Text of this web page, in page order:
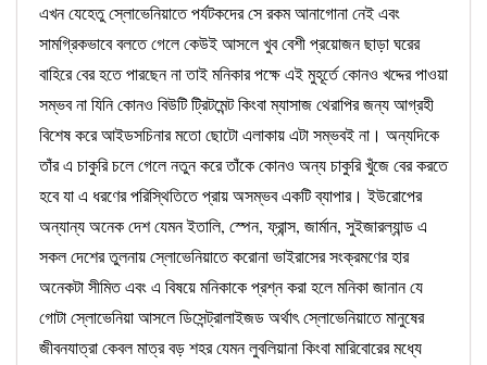
এখন যেহেতু স্লোভেনিয়াতে পর্যটকদের সে রকম আনাগোনা নেই এবং
সামগ্রিকভাবে বলতে গেলে কেউই আসলে খুব বেশী প্রয়োজন ছাড়া ঘরের
বাহিরে বের হতে পারছেন না তাই মনিকার পক্ষে এই মুহূর্তে কোনও খদ্দের পাওয়া
সম্ভব না যিনি কোনও বিউটি ট্রিটমেন্ট কিংবা ম্যাসাজ থেরাপির জন্য আগ্রহী
বিশেষ করে আইডসচিনার মতো ছোটো এলাকায় এটা সম্ভবই না। অন্যদিকে
তাঁর এ চাকুরি চলে গেলে নতুন করে তাঁকে কোনও অন্য চাকুরি খুঁজে বের করতে
হবে যা এ ধরণের পরিস্থিতিতে প্রায় অসম্ভব একটি ব্যাপার। ইউরোপের
অন্যান্য অনেক দেশ যেমন ইতালি, স্পেন, ফ্রান্স, জার্মান, সুইজারল্যান্ড এ
সকল দেশের তুলনায় স্লোভেনিয়াতে করোনা ভাইরাসের সংক্রমণের হার
অনেকটা সীমিত এবং এ বিষয়ে মনিকাকে প্রশ্ন করা হলে মনিকা জানান যে
গোটা স্লোভেনিয়া আসলে ডিসেন্ট্রালাইজড অর্থাৎ স্লোভেনিয়াতে মানুষের
জীবনযাত্রা কেবল মাত্র বড় শহর যেমন লুবলিয়ানা কিংবা মারিবোরের মধ্যে